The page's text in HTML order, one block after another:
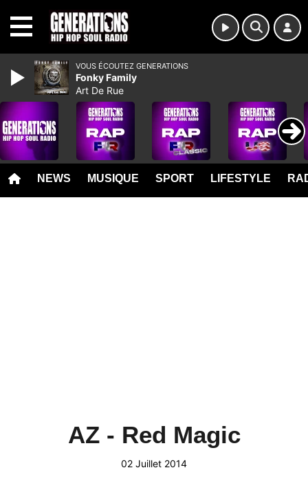
NEWS MUSIQUE SPORT LIFESTYLE
AZ - Red Magic
02 Juillet 2014
VOUS ÉCOUTEZ GENERATIONS
Fonky Family
Art De Rue